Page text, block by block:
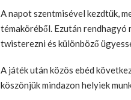
A napot szentmisével kezdtük,
témaköréből. Ezután
twisterezni és különböző
A játék után közös ebéd
köszönjük mindazon helyiek